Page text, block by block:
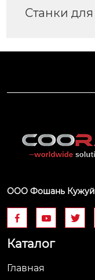
Станки
ООО Фошань Кужуй
  
Каталог
Главная